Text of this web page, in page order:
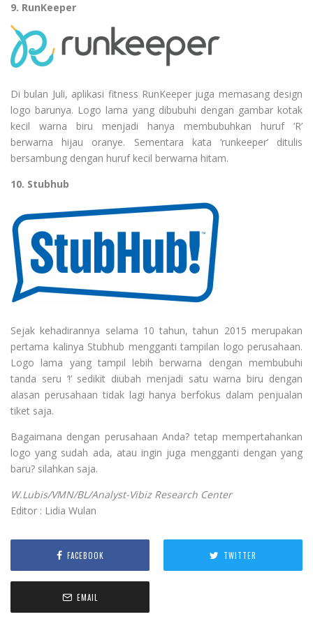
9. RunKeeper
Di bulan Juli, aplikasi fitness RunKeeper juga memasang design
logo barunya. Logo lama yang dibubuhi dengan gambar kotak
kecil warna biru menjadi hanya membubuhkan huruf ‘R’
berwarna hijau oranye. Sementara kata ‘runkeeper’ ditulis
bersambung dengan huruf kecil berwarna hitam.
10. Stubhub
Sejak kehadirannya selama 10 tahun, tahun 2015 merupakan
pertama kalinya Stubhub mengganti tampilan logo perusahaan.
Logo lama yang tampil lebih berwarna dengan membubuhi
tanda seru ‘!’ sedikit diubah menjadi satu warna biru dengan
alasan perusahaan tidak lagi hanya berfokus dalam penjualan
tiket saja.
Bagaimana dengan perusahaan Anda? tetap mempertahankan
logo yang sudah ada, atau ingin juga mengganti dengan yang
baru? silahkan saja.
W.Lubis/VMN/BL/Analyst-Vibiz Research Center
Editor : Lidia Wulan
FACEBOOK TWITTER
EMAIL